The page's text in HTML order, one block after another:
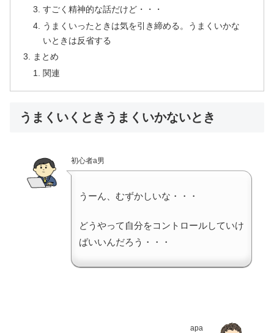
すごく精神的な話だけど・・・
うまくいったときは気を引き締める。うまくいかな
いときは反省する
まとめ
関連
うまくいくときうまくいかないとき
初心者a男
うーん、むずかしいな・・・
どうやって自分をコントロールしていけ
ばいいんだろう・・・
apa